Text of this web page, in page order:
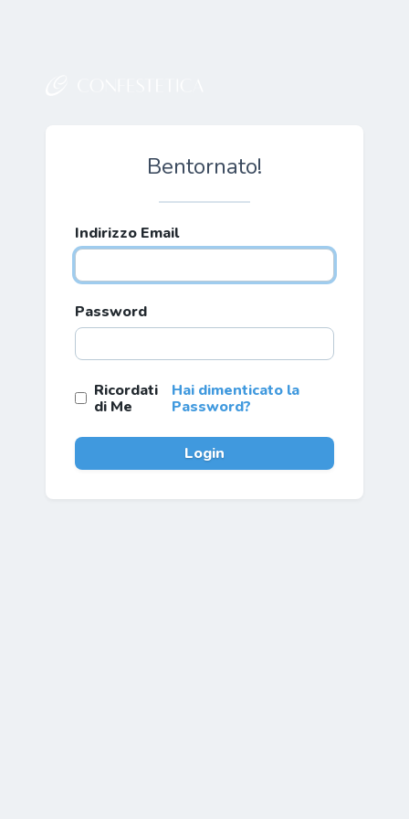
Bentornato!
Indirizzo Email
Password
Ricordati
di Me
Hai dimenticato la
Password?
Login